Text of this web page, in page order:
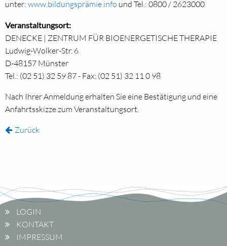
unter: www.bildungsprämie.info und Tel.: 0800 / 2623000
Veranstaltungsort:
DENECKE | ZENTRUM FÜR BIOENERGETISCHE THERAPIE
Ludwig-Wolker-Str. 6
D-48157 Münster
Tel.: (02 51) 32 59 87 - Fax: (02 51) 32 11 0 98
Nach Ihrer Anmeldung erhalten Sie eine Bestätigung und eine
Anfahrtsskizze zum Veranstaltungsort.
Zurück
LOGIN
KONTAKT
IMPRESSUM